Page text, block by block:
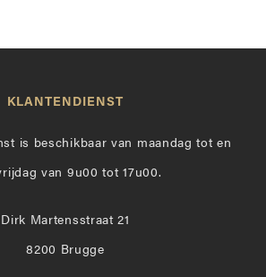
KLANTENDIENST
is beschikbaar van maandag tot en
van 9u00 tot 17u00.
Dirk Martensstraat 21
8200 Brugge